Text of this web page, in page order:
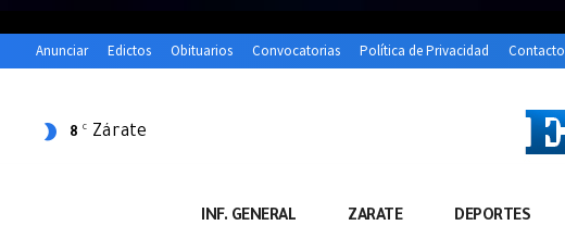
Anunciar Edictos Obituarios Convocatorias Política de Privacidad Contacto
8 C Zárate
INF. GENERAL ZARATE DEPORTES